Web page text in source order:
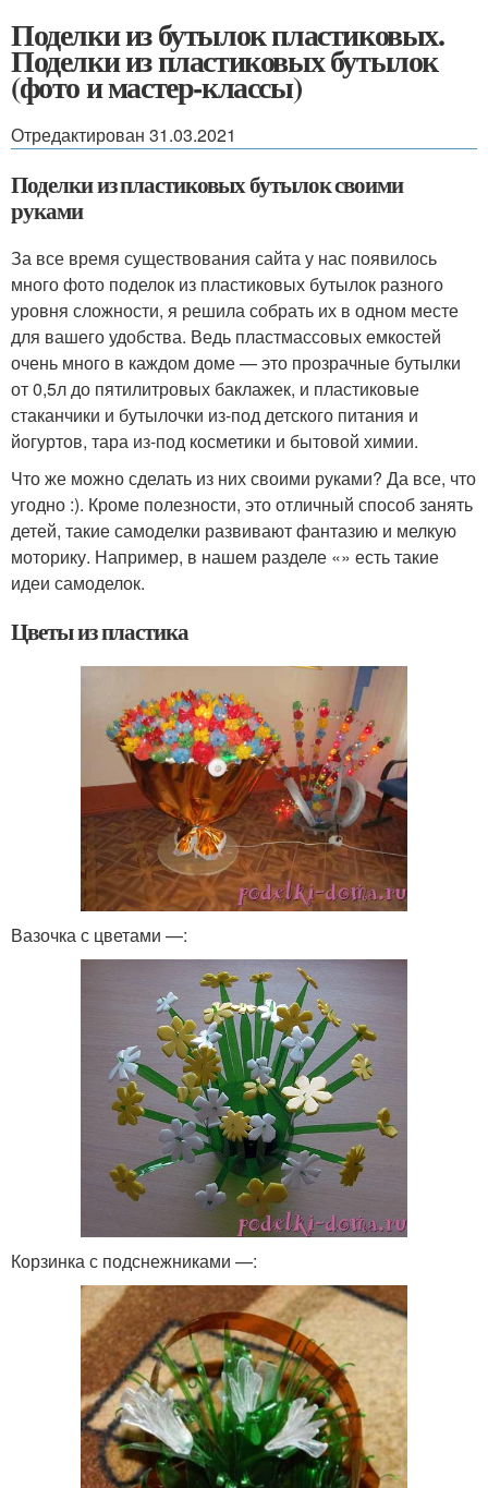
Поделки из бутылок пластиковых.
Поделки из пластиковых бутылок
(фото и мастер-классы)
Отредактирован 31.03.2021
Поделки из пластиковых бутылок своими
руками
За все время существования сайта у нас появилось
много фото поделок из пластиковых бутылок разного
уровня сложности, я решила собрать их в одном месте
для вашего удобства. Ведь пластмассовых емкостей
очень много в каждом доме — это прозрачные бутылки
от 0,5л до пятилитровых баклажек, и пластиковые
стаканчики и бутылочки из-под детского питания и
йогуртов, тара из-под косметики и бытовой химии.
Что же можно сделать из них своими руками? Да все, что
угодно :). Кроме полезности, это отличный способ занять
детей, такие самоделки развивают фантазию и мелкую
моторику. Например, в нашем разделе «» есть такие
идеи самоделок.
Цветы из пластика
Вазочка с цветами —:
Корзинка с подснежниками —: